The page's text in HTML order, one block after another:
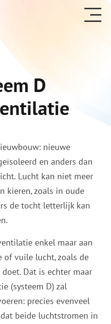
D
nieuwe
en anders dan
Lucht kan niet meer
kieren, zoals in oude
de tocht letterlijk kan
enkel maar aan
of vuile lucht, zoals de
Dat is echter maar
(systeem D) zal
precies evenveel
beide luchtstromen in